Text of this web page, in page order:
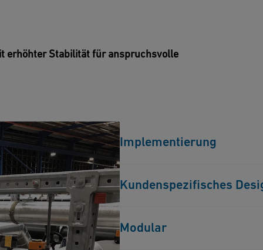
erhöhter Stabilität für anspruchsvolle
Implementierung
Kundenspezifisches
Nahrungsmittel und Getränke,
Modular